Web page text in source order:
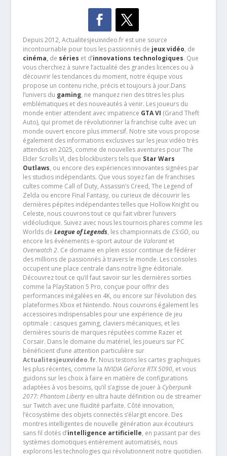
Depuis 2012, Actualitesjeuxvideo.fr est une source
incontournable pour tous les passionnés de jeux vidéo, de
cinéma,de séries et d’innovations technologiques. Que
vous cherchiez à suivre l’actualité des grandes licences ou à
découvrir les tendances du moment, notre équipe vous
propose un contenu riche, précis et toujours à jour.Dans
l’univers du gaming, ne manquez rien des titres les plus
emblématiques et des nouveautés à venir. Les joueurs du
monde entier attendent avec impatience GTA VI (Grand Theft
Auto), qui promet de révolutionner la franchise culte avec un
monde ouvert encore plus immersif. Notre site vous propose
également des informations exclusives sur les jeux vidéo très
attendus en 2025, comme de nouvelles aventures pour The
Elder Scrolls VI, des blockbusters tels que Star Wars
Outlaws, ou encore des expériences innovantes signées par
les studios indépendants. Que vous soyez fan de franchises
cultes comme Call of Duty, Assassin’s Creed, The Legend of
Zelda ou encore Final Fantasy, ou curieux de découvrir les
dernières pépites indépendantes telles que Hollow Knight ou
Celeste, nous couvrons tout ce qui fait vibrer l’univers
vidéoludique. Suivez avec nous les tournois phares comme les
Worlds de League of Legends, les championnats de CS:GO, ou
encore les événements e-sport autour de Valorantet
Overwatch 2. Ce domaine en plein essor continue de fédérer
des millions de passionnés à travers le monde. Les consoles
occupent une place centrale dans notre ligne éditoriale.
Découvrez tout ce qu’il faut savoir sur les dernières sorties
comme la PlayStation 5 Pro, conçue pour offrir des
performances inégalées en 4K, ou encore sur l’évolution des
plateformes Xbox et Nintendo. Nous couvrons également les
accessoires indispensables pour une expérience de jeu
optimale : casques gaming, claviers mécaniques, et les
dernières souris de marques réputées comme Razer et
Corsair. Dans le domaine du matériel, les joueurs sur PC
bénéficient d’une attention particulière sur
Actualitesjeuxvideo.fr. Nous testons les cartes graphiques
les plus récentes, comme la NVIDIA GeForce RTX 5090, et vous
guidons sur les choix à faire en matière de configurations
adaptées à vos besoins, qu’il s’agisse de jouer à Cyberpunk
2077: Phantom Libertyen ultra haute définition ou de streamer
sur Twitch avec une fluidité parfaite. Côté innovation,
l’écosystème des objets connectés s’élargit encore. Des
montres intelligentes de nouvelle génération aux écouteurs
sans fil dotés d’intelligence artificielle, en passant par des
systèmes domotiques entièrement automatisés, nous
explorons les technologies qui révolutionnent notre quotidien.